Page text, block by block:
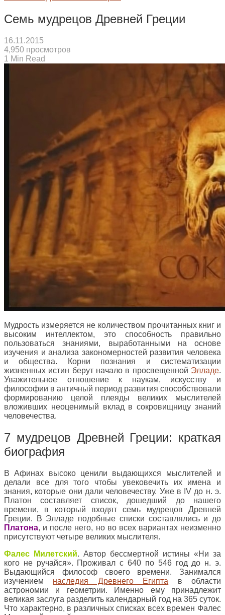
Семь мудрецов Древней Греции
16.11.2015
4,950 просмотров
1 Min Read
Мудрость измеряется не количеством прочитанных книг и
высоким интеллектом, это способность правильно
пользоваться знаниями, выработанными на основе
изучения и анализа закономерностей развития человека
и общества. Корни познания и систематизации
жизненных истин берут начало в просвещенной Элладе.
Уважительное отношение к наукам, искусству и
философии в античный период развития способствовали
формированию целой плеяды великих мыслителей
вложивших неоценимый вклад в сокровищницу знаний
человечества.
7 мудрецов Древней Греции: краткая
биография
В Афинах высоко ценили выдающихся мыслителей и
делали все для того чтобы увековечить их имена и
знания, которые они дали человечеству. Уже в IV до н. э.
Платон составляет список, дошедший до нашего
времени, в который входят семь мудрецов Древней
Греции. В Элладе подобные списки составлялись и до
Платона, и после него, но во всех вариантах неизменно
присутствуют четыре великих мыслителя.
Фалес Милетский. Автор бессмертной истины «Ни за
кого не ручайся». Проживал с 640 по 546 год до н. э.
Выдающийся философ своего времени. Занимался
изучением наследия Древнего Египта в области
астрономии и геометрии. Именно ему принадлежит
великая заслуга разделить календарный год на 365 суток.
Что характерно, в различных списках всех времен Фалес